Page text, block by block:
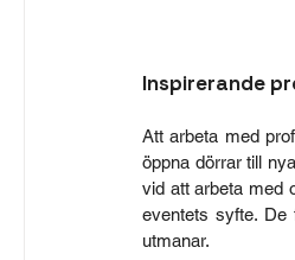
Inspirerande
Att arbeta med
öppna dörrar till
vid att arbeta med
eventets syfte. De
utmanar.